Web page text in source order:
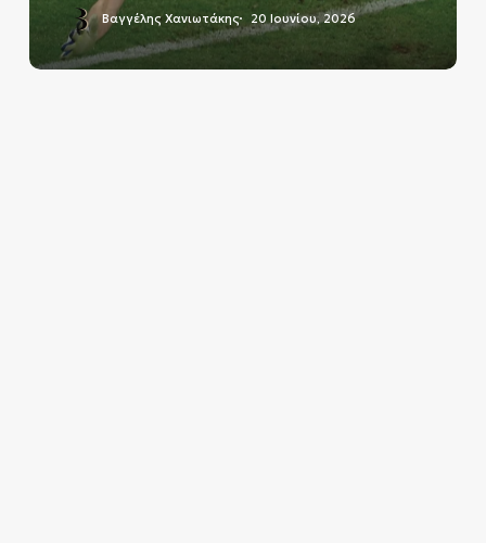
Βαγγέλης Χανιωτάκης 20 Ιουνίου, 2026